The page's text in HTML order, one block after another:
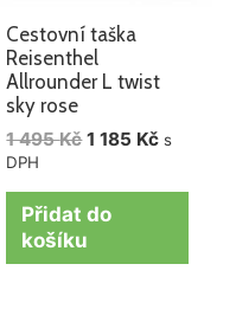
Cestovní taška
Reisenthel
Allrounder L twist
sky rose
1 495Kč 1 185 Kč s
DPH
Přidat do
košíku